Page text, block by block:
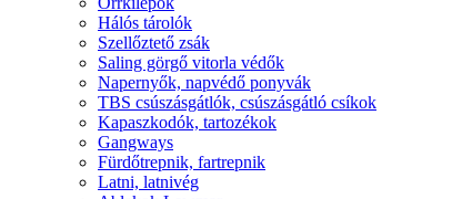
Hálós tárolók
Szellőztető zsák
Saling görgő vitorla védők
Napernyők, napvédő ponyvák
TBS csúszásgátlók, csúszásgátló csíkok
Kapaszkodók, tartozékok
Gangways
Fürdőtrepnik, fartrepnik
Latni, latnivég